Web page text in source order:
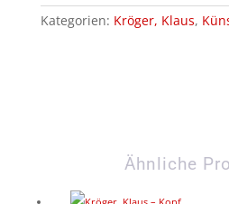
Kategorien: Kröger, Klaus,
Ähnliche